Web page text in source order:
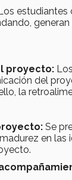
estudiantes
proyecto:
del
la
Se
en